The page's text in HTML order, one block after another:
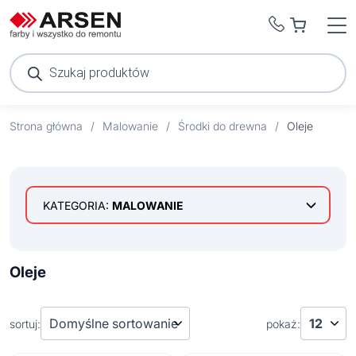
Wyszukiwarka
produktów
Strona główna / Malowanie / Środki do drewna / Oleje
KATEGORIA: MALOWANIE
Hammerite
Farby białe
Dulux
Farby kolorowe
Farby wielopowierzchniowe
Farby zewnętrzne
Oleje
sortuj: pokaż: